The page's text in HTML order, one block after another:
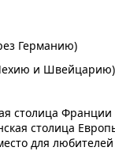
Германию)
и Швейцарию)
столица Франции
столица
для